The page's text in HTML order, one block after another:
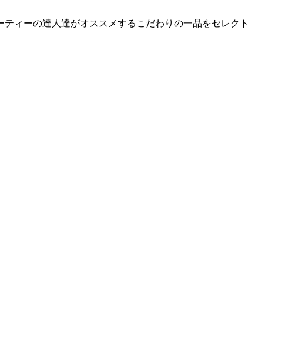
ティーの達人達がオススメするこだわりの一品をセレクト